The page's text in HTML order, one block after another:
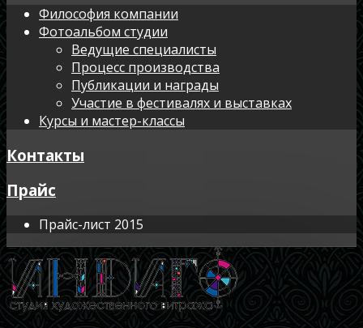
Философия компании
Фотоальбом студии
Ведущие специалисты
Процесс производства
Публикации и награды
Участие в фестивалях и выставках
Курсы и мастер-классы
Контакты
Прайс
Прайс-лист 2015